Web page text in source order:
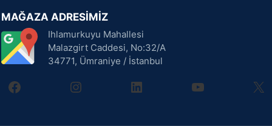
MAĞAZA ADRESİMİZ
Ihlamurkuyu Mahallesi
Malazgirt Caddesi, No:32/A
34771, Ümraniye / İstanbul
facebookinstagramlinkedin youtube X